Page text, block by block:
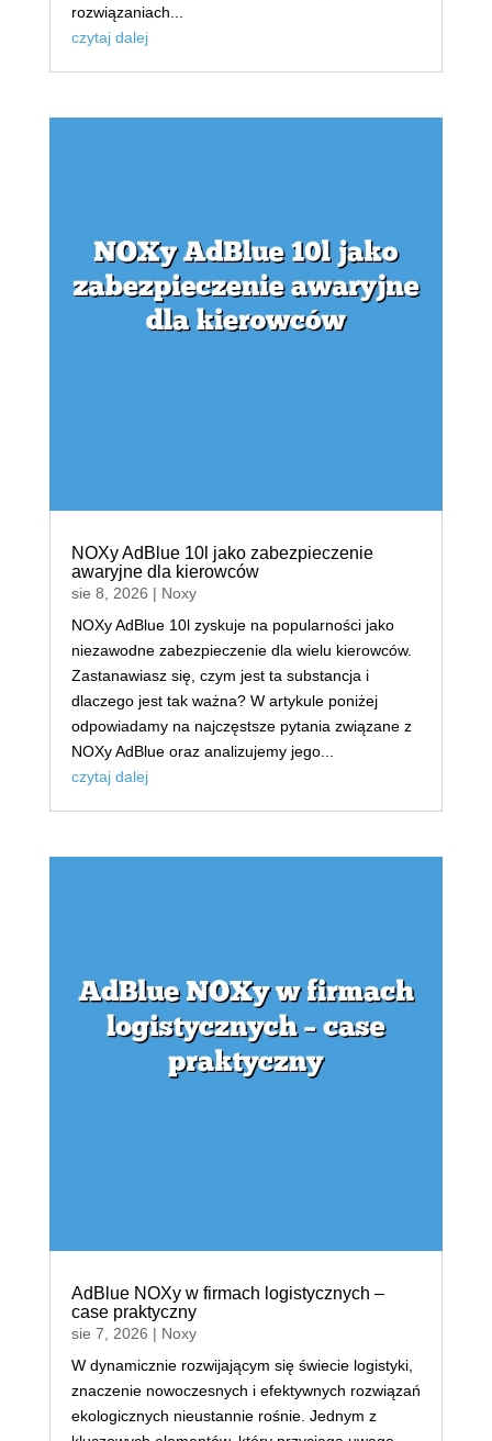
rozwiązaniach...
czytaj dalej
NOXy AdBlue 10l jako zabezpieczenie
awaryjne dla kierowców
sie 8, 2026 | Noxy
NOXy AdBlue 10l zyskuje na popularności jako
niezawodne zabezpieczenie dla wielu kierowców.
Zastanawiasz się, czym jest ta substancja i
dlaczego jest tak ważna? W artykule poniżej
odpowiadamy na najczęstsze pytania związane z
NOXy AdBlue oraz analizujemy jego...
czytaj dalej
AdBlue NOXy w firmach logistycznych –
case praktyczny
sie 7, 2026 | Noxy
W dynamicznie rozwijającym się świecie logistyki,
znaczenie nowoczesnych i efektywnych rozwiązań
ekologicznych nieustannie rośnie. Jednym z